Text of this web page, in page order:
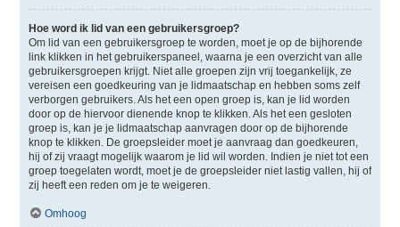
Hoe word ik lid van een gebruikersgroep?
Om lid van een gebruikersgroep te worden, moet je op de bijhorende
link klikken in het gebruikerspaneel, waarna je een overzicht van alle
gebruikersgroepen krijgt. Niet alle groepen zijn vrij toegankelijk, ze
vereisen een goedkeuring van je lidmaatschap en hebben soms zelf
verborgen gebruikers. Als het een open groep is, kan je lid worden
door op de hiervoor dienende knop te klikken. Als het een gesloten
groep is, kan je je lidmaatschap aanvragen door op de bijhorende
knop te klikken. De groepsleider moet je aanvraag dan goedkeuren,
hij of zij vraagt mogelijk waarom je lid wil worden. Indien je niet tot een
groep toegelaten wordt, moet je de groepsleider niet lastig vallen, hij of
zij heeft een reden om je te weigeren.
Omhoog